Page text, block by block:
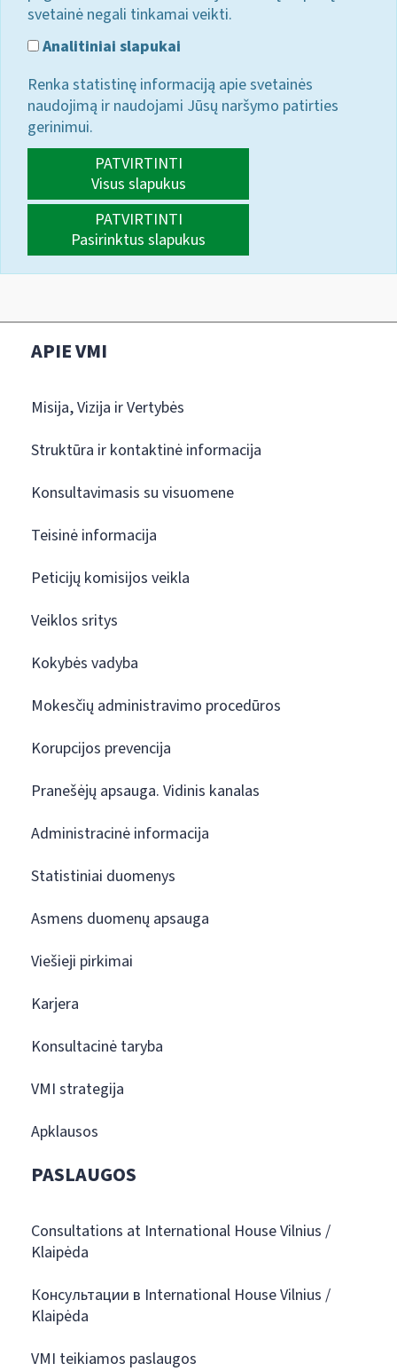
svetainė negali tinkamai veikti.
Analitiniai slapukai
Renka statistinę informaciją apie svetainės
naudojimą ir naudojami Jūsų naršymo patirties
gerinimui.
PATVIRTINTI
Visus slapukus
PATVIRTINTI
Pasirinktus slapukus
APIE VMI
Misija, Vizija ir Vertybės
Struktūra ir kontaktinė informacija
Konsultavimasis su visuomene
Teisinė informacija
Peticijų komisijos veikla
Veiklos sritys
Kokybės vadyba
Mokesčių administravimo procedūros
Korupcijos prevencija
Pranešėjų apsauga. Vidinis kanalas
Administracinė informacija
Statistiniai duomenys
Asmens duomenų apsauga
Viešieji pirkimai
Karjera
Konsultacinė taryba
VMI strategija
Apklausos
PASLAUGOS
Consultations at International House Vilnius /
Klaipėda
Консультации в International House Vilnius /
Klaipėda
VMI teikiamos paslaugos